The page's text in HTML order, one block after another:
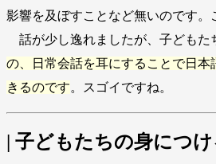
影響を及ぼすことなど無いのです。
話が少し逸れましたが、子どもた
の、日常会話を耳にすることで日本
きるのです。スゴイですね。
| 子どもたちの身につ